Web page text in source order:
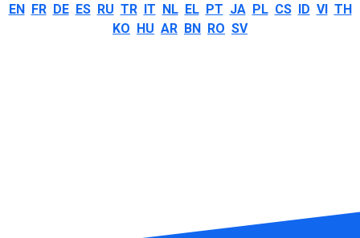
EN FR DE ES RU TR IT NL EL PT JA PL CS ID VI TH
KO HU AR BN RO SV